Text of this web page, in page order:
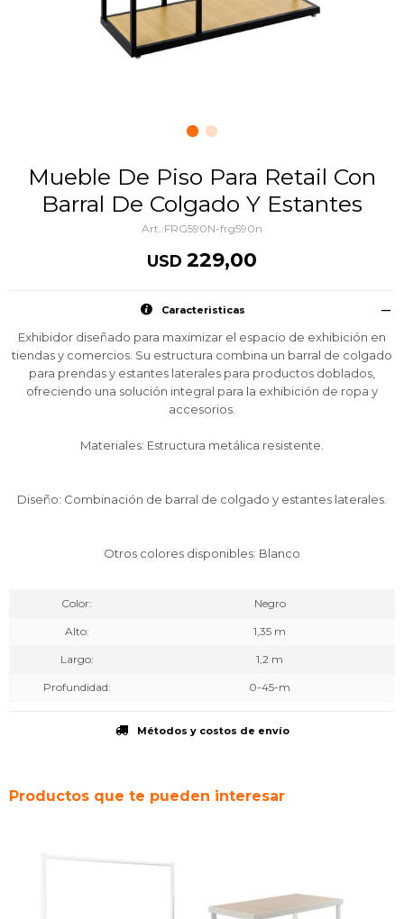
Mueble De Piso Para Retail Con
Barral De Colgado Y Estantes
FRG590N-frg590n
USD 229,00
Caracteristicas
Exhibidor diseñado para maximizar el espacio de exhibición en
tiendas y comercios. Su estructura combina un barral de colgado
para prendas y estantes laterales para productos doblados,
ofreciendo una solución integral para la exhibición de ropa y
accesorios.
Materiales: Estructura metálica resistente.
Diseño: Combinación de barral de colgado y estantes laterales.
Otros colores disponibles: Blanco
Color Negro
Alto 1,35 m
Largo 1,2 m
Profundidad 0-45-m
Métodos y costos de envío
Productos que te pueden interesar